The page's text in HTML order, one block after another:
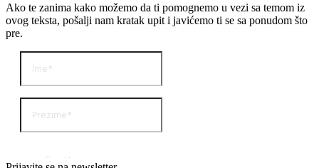
Ako te zanima kako možemo da ti pomognemo u vezi sa temom iz
ovog teksta, pošalji nam kratak upit i javićemo ti se sa ponudom što
pre.